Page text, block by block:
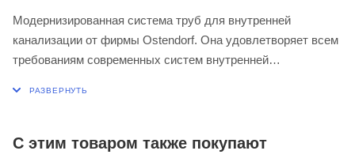
Модернизированная система труб для внутренней
канализации от фирмы Ostendorf. Она удовлетворяет всем
требованиям современных систем внутренней
важные свойства материалов, такие как химическая
С этим товаром также покупают